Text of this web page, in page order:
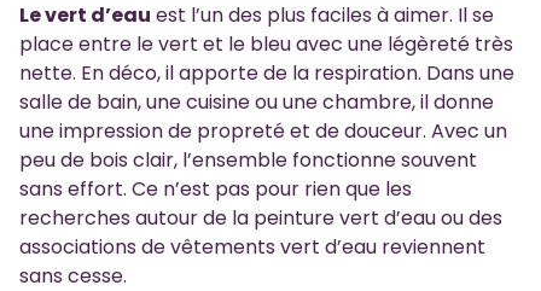
Le vert d’eau est l’un des plus faciles à aimer. Il se
place entre le vert et le bleu avec une légèreté très
nette. En déco, il apporte de la respiration. Dans une
salle de bain, une cuisine ou une chambre, il donne
une impression de propreté et de douceur. Avec un
peu de bois clair, l’ensemble fonctionne souvent
sans effort. Ce n’est pas pour rien que les
recherches autour de la peinture vert d’eau ou des
associations de vêtements vert d’eau reviennent
sans cesse.